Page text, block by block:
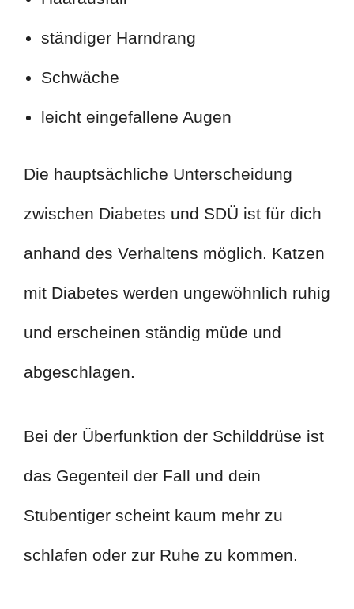
ständiger Harndrang
Schwäche
leicht eingefallene Augen
Die hauptsächliche Unterscheidung
zwischen Diabetes und SDÜ ist für dich
anhand des Verhaltens möglich. Katzen
mit Diabetes werden ungewöhnlich ruhig
und erscheinen ständig müde und
abgeschlagen.
Bei der Überfunktion der Schilddrüse ist
das Gegenteil der Fall und dein
Stubentiger scheint kaum mehr zu
schlafen oder zur Ruhe zu kommen.